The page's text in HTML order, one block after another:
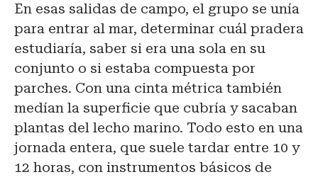
En esas salidas de campo, el grupo se unía
para entrar al mar, determinar cuál pradera
estudiaría, saber si era una sola en su
conjunto o si estaba compuesta por
parches. Con una cinta métrica también
medían la superficie que cubría y sacaban
plantas del lecho marino. Todo esto en una
jornada entera, que suele tardar entre 10 y
12 horas, con instrumentos básicos de